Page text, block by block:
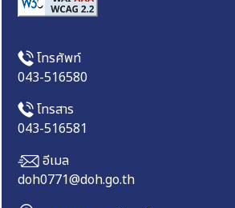
โทรศัพท์
043-516580
โทรสาร
043-516581
อีเมล
doh0771@doh.go.th